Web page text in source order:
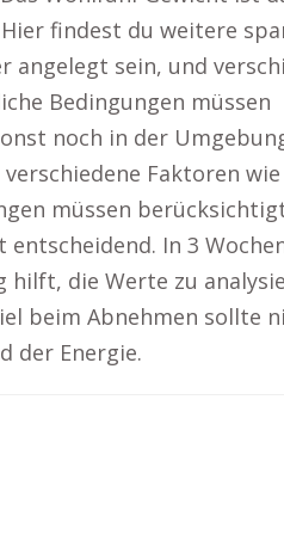
findest du weitere
angelegt sein, und
Bedingungen müssen
noch in der
Faktoren wie
müssen
In 3
hilft, die Werte zu
beim Abnehmen sollte
der Energie.